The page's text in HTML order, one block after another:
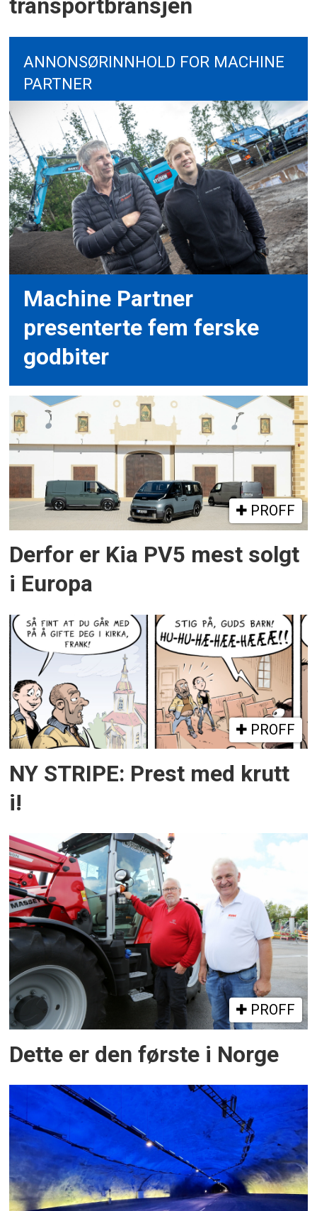
transportbransjen
ANNONSØRINNHOLD FOR MACHINE
PARTNER
Machine Partner
presenterte fem ferske
godbiter
PROFF
Derfor er Kia PV5 mest solgt
i Europa
PROFF
NY STRIPE: Prest med krutt
i!
PROFF
Dette er den første i Norge